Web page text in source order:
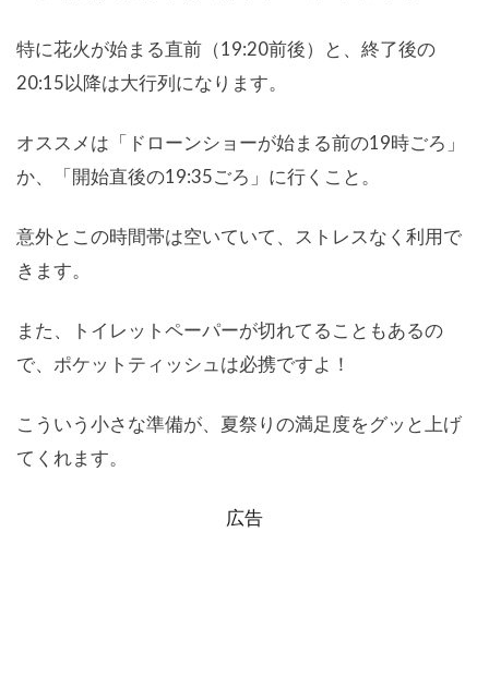
特に花火が始まる直前（19:20前後）と、終了後の
20:15以降は大行列になります。
オススメは「ドローンショーが始まる前の19時ごろ」
か、「開始直後の19:35ごろ」に行くこと。
意外とこの時間帯は空いていて、ストレスなく利用で
きます。
また、トイレットペーパーが切れてることもあるの
で、ポケットティッシュは必携ですよ！
こういう小さな準備が、夏祭りの満足度をグッと上げ
てくれます。
広告